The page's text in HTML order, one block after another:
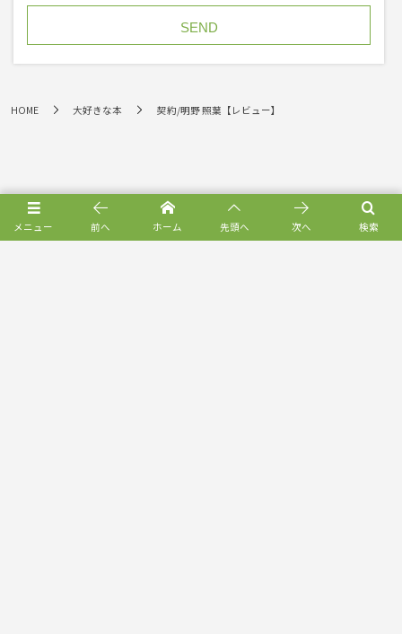
HOME 大好きな本 契約/明野 照葉【レビュー】
メニュー 検索
前へ ホーム 先頭へ 次へ